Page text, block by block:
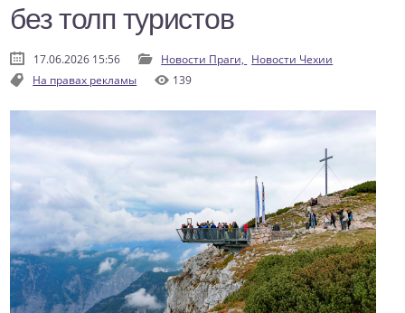
без толп туристов
17.06.2026 15:56 Новости Праги, Новости Чехии
На правах рекламы
139